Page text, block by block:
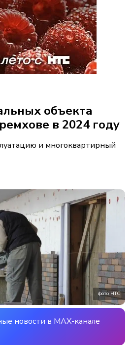
объекта
в 2024 году
и многоквартирный
фото НТС
новости в MAX-канале